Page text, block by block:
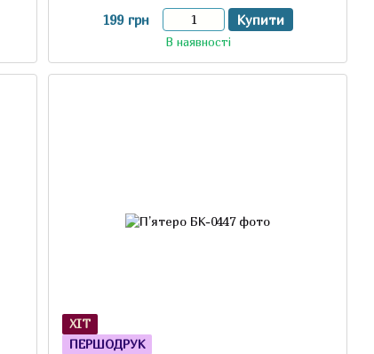
199 грн Купити
В наявності
ХІТ
ПЕРШОДРУК